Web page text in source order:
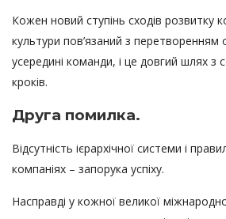
Кожен новий ступінь сходів розвитку
культури пов’язаний з перетворенням
усередині команди, і це довгий шлях з
кроків.
Друга помилка.
Відсутність ієрархічної системи і
компаніях – запорука успіху.
Насправді у кожної великої